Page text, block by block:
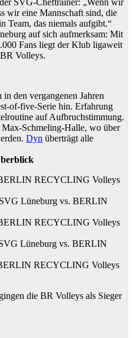
wir eine Mannschaft sind, die
Team, das niemals aufgibt.“
auf sich aufmerksam: Mit
Fans liegt der Klub ligaweit
Volleys.
den vergangenen Jahren
of-five-Serie hin. Erfahrung
auf Aufbruchstimmung.
Schmeling-Halle, wo über
Dyn überträgt alle
RECYCLING Volleys
Lüneburg vs. BERLIN
RECYCLING Volleys
Lüneburg vs. BERLIN
RECYCLING Volleys
die BR Volleys als Sieger